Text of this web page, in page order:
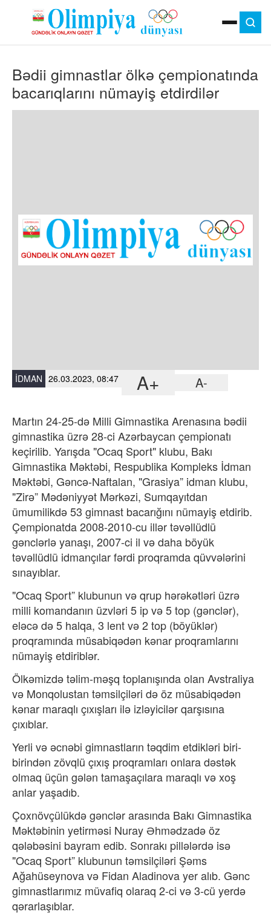
MOK
OLIMPIYA OYUNLARI
ÇAP VERSIYASI
TV
DIGƏR
Bədii gimnastlar ölkə çempionatında
bacarıqlarını nümayiş etdirdilər
İDMAN 26.03.2023, 08:47 A+ A-
Martın 24-25-də Milli Gimnastika Arenasına bədii
gimnastika üzrə 28-ci Azərbaycan çempionatı
keçirilib. Yarışda "Ocaq Sport" klubu, Bakı
Gimnastika Məktəbi, Respublika Kompleks İdman
Məktəbi, Gəncə-Naftalan, "Grasiya” idman klubu,
"Zirə” Mədəniyyət Mərkəzi, Sumqayıtdan
ümumilikdə 53 gimnast bacarığını nümayiş etdirib.
Çempionatda 2008-2010-cu illər təvəllüdlü
gənclərlə yanaşı, 2007-ci il və daha böyük
təvəllüdlü idmançılar fərdi proqramda qüvvələrini
sınayıblar.
"Ocaq Sport” klubunun və qrup hərəkətləri üzrə
milli komandanın üzvləri 5 ip və 5 top (gənclər),
eləcə də 5 halqa, 3 lent və 2 top (böyüklər)
proqramında müsabiqədən kənar proqramlarını
nümayiş etdiriblər.
Ölkəmizdə təlim-məşq toplanışında olan Avstraliya
və Monqolustan təmsilçiləri də öz müsabiqədən
kənar maraqlı çıxışları ilə izləyicilər qarşısına
çıxıblar.
Yerli və əcnəbi gimnastların təqdim etdikləri biri-
birindən zövqlü çıxış proqramları onlara dəstək
olmaq üçün gələn tamaşaçılara maraqlı və xoş
anlar yaşadıb.
Çoxnövçülükdə gənclər arasında Bakı Gimnastika
Məktəbinin yetirməsi Nuray Əhmədzadə öz
qələbəsini bayram edib. Sonrakı pillələrdə isə
"Ocaq Sport” klubunun təmsilçiləri Şəms
Ağahüseynova və Fidan Aladinova yer alıb. Gənc
gimnastlarımız müvafiq olaraq 2-ci və 3-cü yerdə
qərarlaşıblar.